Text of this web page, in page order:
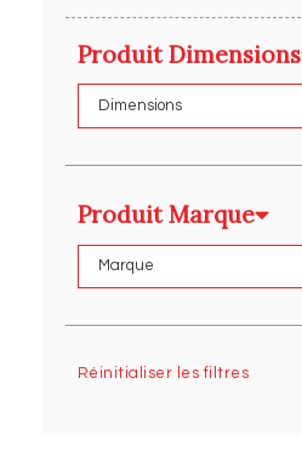
Produit Dimensions
Produit Marque
Réinitialiser les filtres